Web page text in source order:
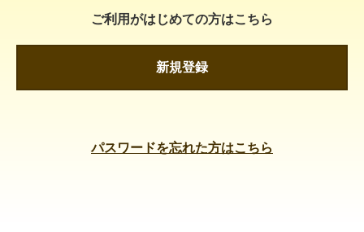
ご利用がはじめての方はこちら
新規登録
パスワードを忘れた方はこちら